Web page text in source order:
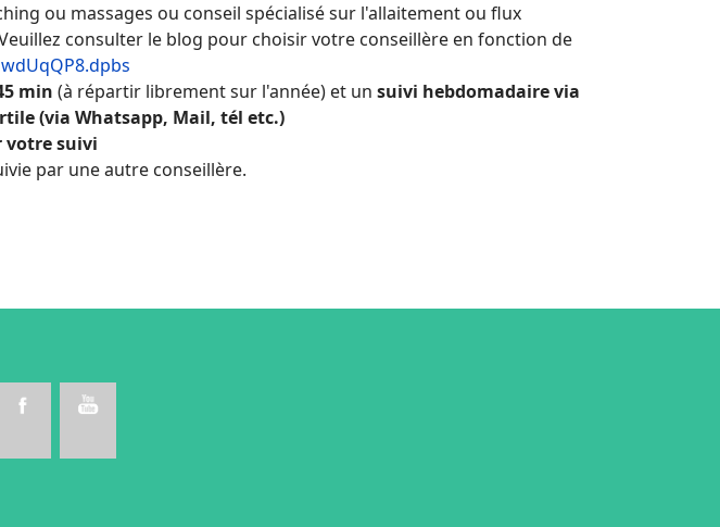
ou massages ou conseil spécialisé sur l'allaitement ou flux
consulter le blog pour choisir votre conseillère en fonction de
min (à répartir librement sur l'année) et un suivi hebdomadaire via
(via Whatsapp, Mail, tél etc.)
votre suivi
par une autre conseillère.